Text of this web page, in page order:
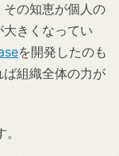
その知恵が個人の
きくなってい
を開発したのも
組織全体の力が